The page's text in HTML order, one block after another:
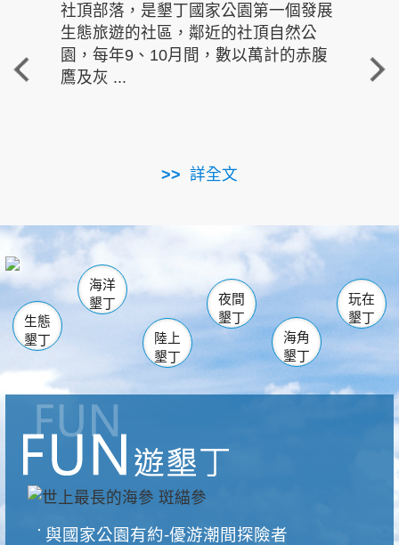
社頂部落，是墾丁國家公園第一個發展
生態旅遊的社區，鄰近的社頂自然公
園，每年9、10月間，數以萬計的赤腹
鷹及灰 ...
詳全文
重
走進
南仁湖
海生館
恆春 佳樂水
龍鑾潭自然中心 森林遊樂區
瓊麻館
關山 墾管處遊客中心
社頂公園 風吹沙
船帆石
白砂 龍磐公園
香蕉灣
砂島
鵝鑾鼻
生態
墾丁
海洋
墾丁
陸上
墾丁
夜間
墾丁
海角
墾丁
玩在
墾丁
與國家公園有約-優游潮間探險者